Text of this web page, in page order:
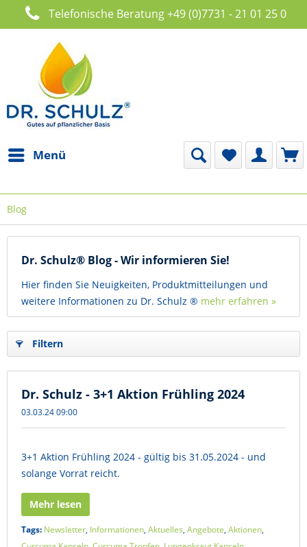
Telefonische Beratung +49 (0)7731 - 21 01 25 0
Menü
Blog
Dr. Schulz® Blog - Wir informieren Sie!
Hier finden Sie Neuigkeiten, Produktmitteilungen und
weitere Informationen zu Dr. Schulz ® mehr erfahren »
Filtern
Dr. Schulz - 3+1 Aktion Frühling 2024
03.03.24 09:00
3+1 Aktion Frühling 2024 - gültig bis 31.05.2024 - und
solange Vorrat reicht.
Mehr lesen
Tags: Newsletter, Informationen, Aktuelles, Angebote, Aktionen,